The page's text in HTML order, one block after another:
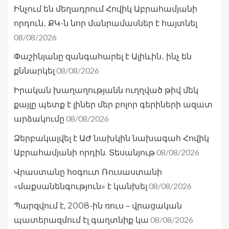
Ինչում են մեղադրում Հովիկ Աբրահամյանի
որդուն․ ՔԿ-ն նոր մանրամասներ է հայտնել
08/08/2026
Փաշինյանը զանգահարել է Ալիևին․ ինչ են
քննարկել 08/08/2026
Իրական խաղաղությանն ուղղված թիվ մեկ
քայլը պետք է լիներ մեր բոլոր գերիների ազատ
արձակումը 08/08/2026
Ձերբակալվել է ԱԺ նախկին նախագահ Հովիկ
Աբրահամյանի որդին. Տեսանյութ08/08/2026
Վրաստանը հօգուտ Ռուսաստանի
«մաքսանենգություն» է կանխել 08/08/2026
Պարզվում է, 2008-ին ռուս – վրացական
պատերազմում էլ գաղտնիք կա 08/08/2026